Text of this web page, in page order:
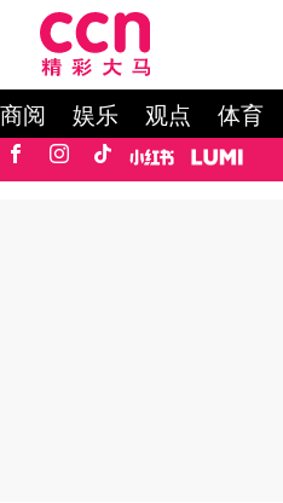
商阅 娱乐 观点 体育